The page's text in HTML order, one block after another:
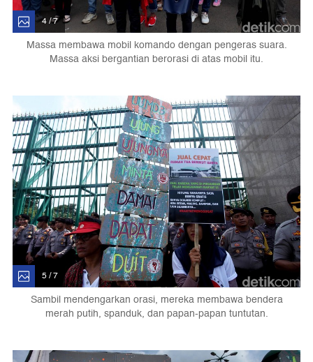
4 / 7
Massa membawa mobil komando dengan pengeras suara.
Massa aksi bergantian berorasi di atas mobil itu.
5 / 7
Sambil mendengarkan orasi, mereka membawa bendera
merah putih, spanduk, dan papan-papan tuntutan.